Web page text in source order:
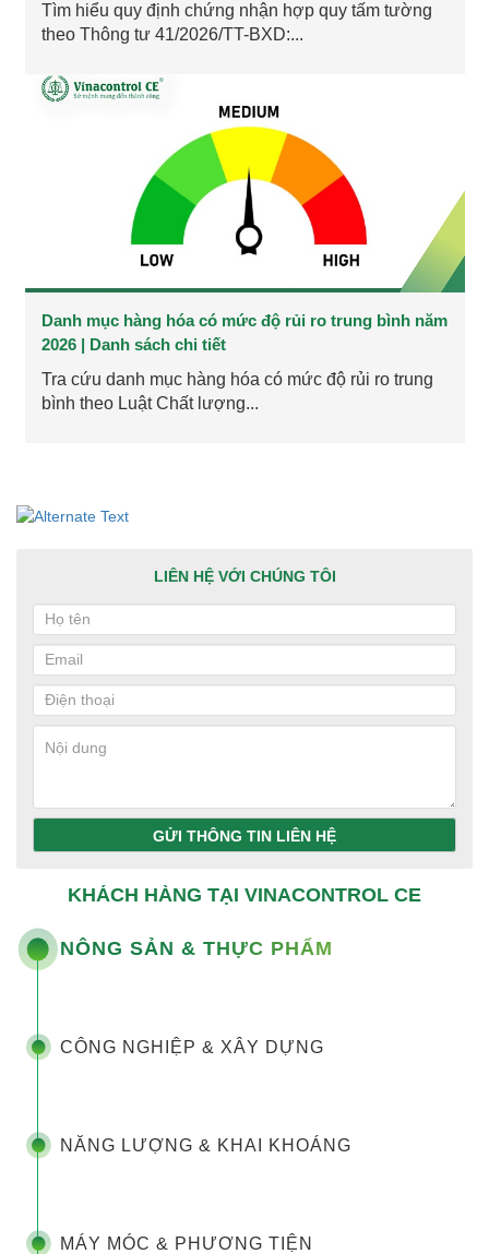
Tìm hiểu quy định chứng nhận hợp quy tấm tường
theo Thông tư 41/2026/TT-BXD:...
Danh mục hàng hóa có mức độ rủi ro trung bình năm
2026 | Danh sách chi tiết
Tra cứu danh mục hàng hóa có mức độ rủi ro trung
bình theo Luật Chất lượng...
LIÊN HỆ VỚI CHÚNG TÔI
GỬI THÔNG TIN LIÊN HỆ
KHÁCH HÀNG TẠI VINACONTROL CE
NÔNG SẢN & THỰC PHẨM
CÔNG NGHIỆP & XÂY DỰNG
NĂNG LƯỢNG & KHAI KHOÁNG
MÁY MÓC & PHƯƠNG TIỆN